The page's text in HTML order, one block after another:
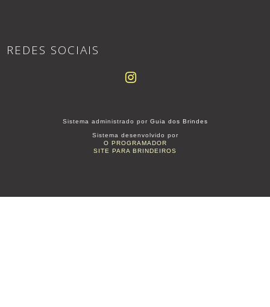
REDES SOCIAIS
Sistema administrado por Guia dos Brindes
Sistema desenvolvido por
O PROGRAMADOR
SITE PARA BRINDEIROS